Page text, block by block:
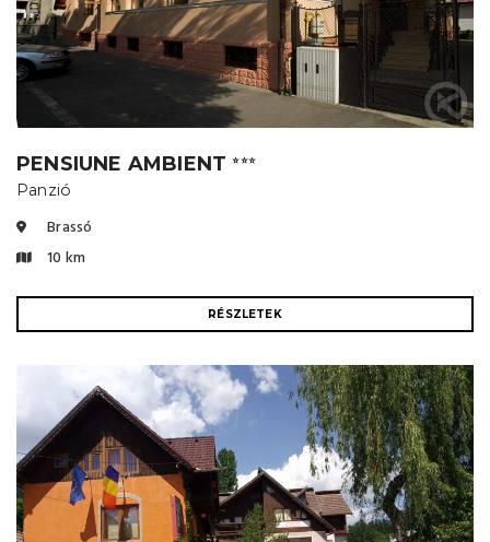
PENSIUNE AMBIENT⭐⭐⭐
Panzió
Brassó
10 km
RÉSZLETEK